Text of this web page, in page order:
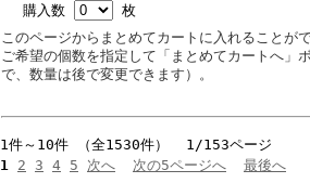
購入数
枚
このページからまとめてカートに入れることがで
ご希望の個数を指定して「まとめてカートへ
で、数量は後で変更できます）。
1件～10件 （全1530件） 1/153ページ
1
2 3 4 5 次へ 次の5ページへ 最後へ